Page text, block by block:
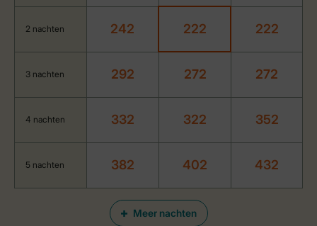
Meer nachten
2 nachten 242 222 222
3 nachten 292 272 272
4 nachten 332 322 352
5 nachten 382 402 432